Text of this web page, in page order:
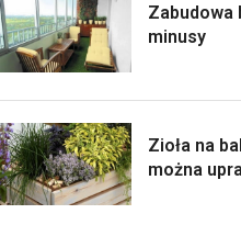
Zabudowa
minusy
Zioła na
można